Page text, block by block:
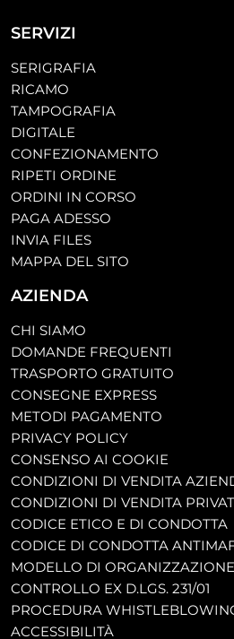
SERVIZI
SERIGRAFIA
RICAMO
TAMPOGRAFIA
DIGITALE
CONFEZIONAMENTO
RIPETI ORDINE
ORDINI IN CORSO
PAGA ADESSO
INVIA FILES
MAPPA DEL SITO
AZIENDA
CHI SIAMO
DOMANDE FREQUENTI
TRASPORTO GRATUITO
CONSEGNE EXPRESS
METODI PAGAMENTO
PRIVACY POLICY
CONSENSO AI COOKIE
CONDIZIONI DI VENDITA
CONDIZIONI DI VENDITA
CODICE ETICO E DI CONDOTTA
CODICE DI CONDOTTA
MODELLO DI
CONTROLLO EX D.LGS. 231/01
PROCEDURA
ACCESSIBILITÀ